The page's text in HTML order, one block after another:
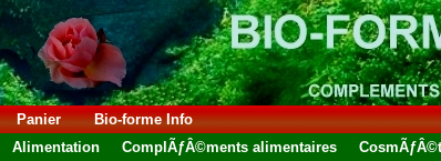
Panier Bio-forme Info
Alimentation
ComplÃƒÂ©ments alimentaires